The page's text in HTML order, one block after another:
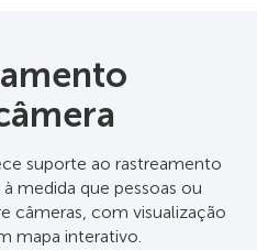
suporte ao rastreamento
medida que pessoas ou
câmeras, com visualização
mapa interativo.